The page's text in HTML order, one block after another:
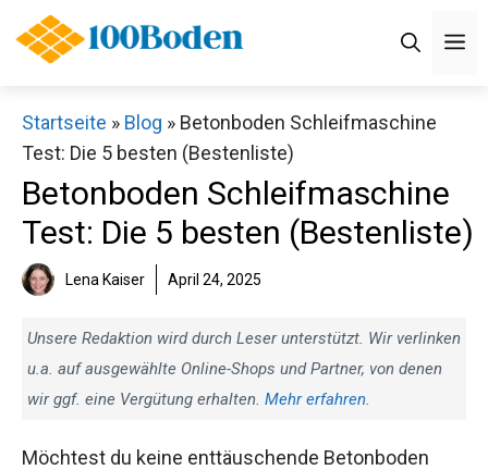
Inhalt
Startseite » Blog » Betonboden Schleifmaschine
Test: Die 5 besten (Bestenliste)
Betonboden Schleifmaschine
Test: Die 5 besten (Bestenliste)
Lena Kaiser April 24, 2025
Unsere Redaktion wird durch Leser unterstützt. Wir verlinken
u.a. auf ausgewählte Online-Shops und Partner, von denen
wir ggf. eine Vergütung erhalten. Mehr erfahren.
Möchtest du keine enttäuschende Betonboden